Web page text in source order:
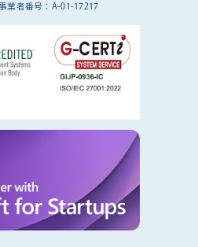
業者番号：A-01-17217